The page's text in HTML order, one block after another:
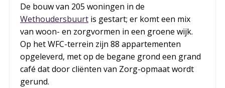
De bouw van 205 woningen in de
Wethoudersbuurt is gestart; er komt een mix
van woon- en zorgvormen in een groene wijk.
Op het WFC-terrein zijn 88 appartementen
opgeleverd, met op de begane grond een grand
café dat door cliënten van Zorg-opmaat wordt
gerund.